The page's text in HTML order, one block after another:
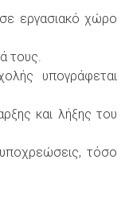
εργασιακό χώρο
τους.
υπογράφεται
και λήξης του
τόσο